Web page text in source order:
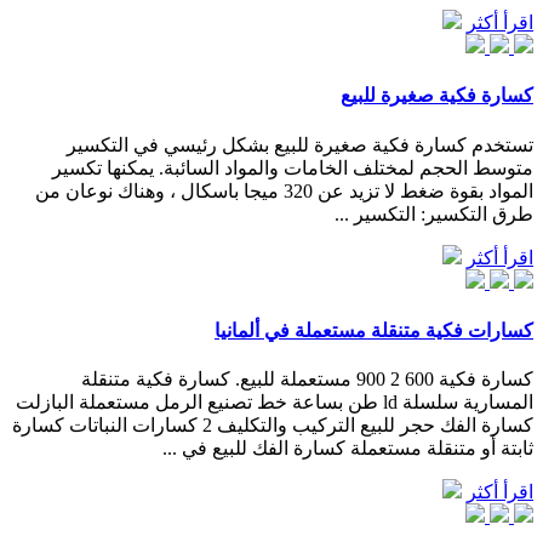
اقرأ أكثر
كسارة فكية صغيرة للبيع
تستخدم كسارة فكية صغيرة للبيع بشكل رئيسي في التكسير
متوسط الحجم لمختلف الخامات والمواد السائبة. يمكنها تكسير
المواد بقوة ضغط لا تزيد عن 320 ميجا باسكال ، وهناك نوعان من
طرق التكسير: التكسير ...
اقرأ أكثر
كسارات فكية متنقلة مستعملة في ألمانيا
كسارة فكية 600 2 900 مستعملة للبيع. كسارة فكية متنقلة
المسارية سلسلة ld طن بساعة خط تصنيع الرمل مستعملة البازلت
كسارة الفك حجر للبيع التركيب والتكليف 2 كسارات النباتات كسارة
ثابتة أو متنقلة مستعملة كسارة الفك للبيع في ...
اقرأ أكثر